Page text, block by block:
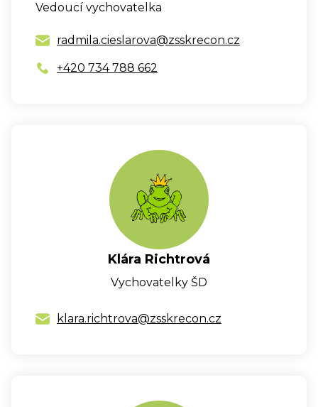
Vedoucí vychovatelka
radmila.cieslarova@zsskrecon.cz
+420 734 788 662
Klára Richtrová
Vychovatelky ŠD
klara.richtrova@zsskrecon.cz